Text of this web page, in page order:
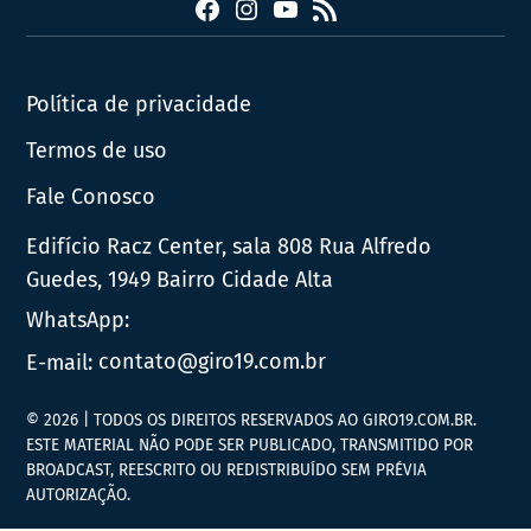
FacebookInstagram
YouTube
RSS
Política de privacidade
Termos de uso
Fale Conosco
Edifício Racz Center, sala 808 Rua Alfredo
Guedes, 1949 Bairro Cidade Alta
WhatsApp:
E-mail: contato@giro19.com.br
© 2026 | TODOS OS DIREITOS RESERVADOS AO GIRO19.COM.BR.
ESTE MATERIAL NÃO PODE SER PUBLICADO, TRANSMITIDO POR
BROADCAST, REESCRITO OU REDISTRIBUÍDO SEM PRÉVIA
AUTORIZAÇÃO.